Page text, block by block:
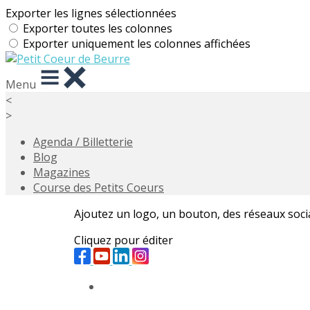
Exporter les lignes sélectionnées
Exporter toutes les colonnes
Exporter uniquement les colonnes affichées
Menu
<
>
Agenda / Billetterie
Blog
Magazines
Course des Petits Coeurs
Ajoutez un logo, un bouton, des réseaux
Cliquez pour éditer